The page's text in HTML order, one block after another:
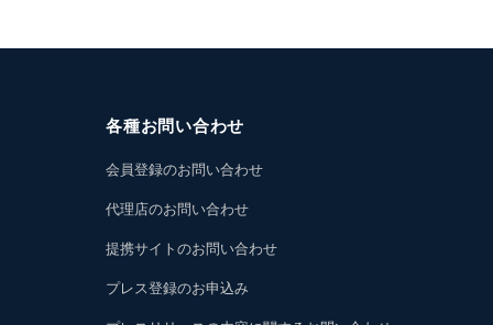
各種お問い合わせ
会員登録のお問い合わせ
代理店のお問い合わせ
提携サイトのお問い合わせ
プレス登録のお申込み